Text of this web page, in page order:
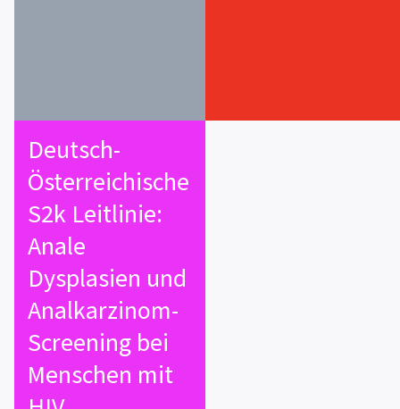
Deutsch-
Österreichische
S2k Leitlinie:
Anale
Dysplasien und
Analkarzinom-
Screening bei
Menschen mit